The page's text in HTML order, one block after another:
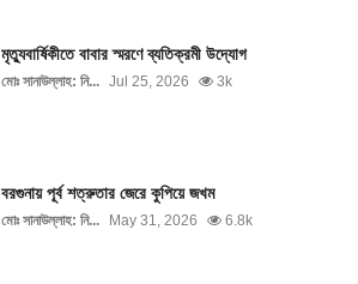
মৃত্যুবার্ষিকীতে বাবার স্মরণে ব্যতিক্রমী উদ্যোগ
মোঃ সানাউল্লাহ: নি... Jul 25, 2026 3k
বরগুনায় পূর্ব শত্রুতার জেরে কুপিয়ে জখম
মোঃ সানাউল্লাহ: নি... May 31, 2026 6.8k